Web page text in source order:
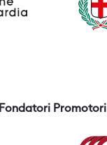
Fondatori Promotori